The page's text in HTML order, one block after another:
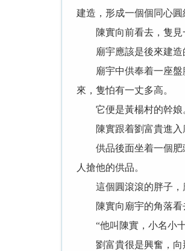
建造，形成一個個同心圓
陳實向前看去，隻見一
廟宇應該是後來建造的
廟宇中供奉着一座盤膝
來，隻怕有一丈多高。
它便是黃楊村的幹娘
陳實跟着劉富貴進入廟
供品後面坐着一個肥頭
人搶他的供品。
這個圓滾滾的胖子，
陳實向廟宇的角落看去
“他叫陳實，小名小十
劉富貴很是興奮，向那